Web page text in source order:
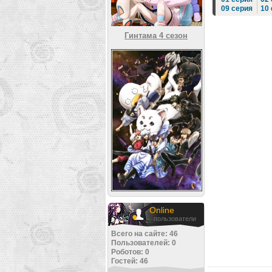
Гинтама 4 сезон
Online
пользователи
Всего на сайте: 46
Пользователей: 0
Роботов: 0
Гостей: 46
09 серия
10